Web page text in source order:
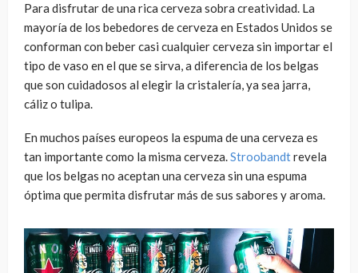
Para disfrutar de una rica cerveza sobra creatividad. La
mayoría de los bebedores de cerveza en Estados Unidos se
conforman con beber casi cualquier cerveza sin importar el
tipo de vaso en el que se sirva, a diferencia de los belgas
que son cuidadosos al elegir la cristalería, ya sea jarra,
cáliz o tulipa.
En muchos países europeos la espuma de una cerveza es
tan importante como la misma cerveza.Stroobandtrevela
que los belgas no aceptan una cerveza sin una espuma
óptima que permita disfrutar más de sus sabores y aroma.